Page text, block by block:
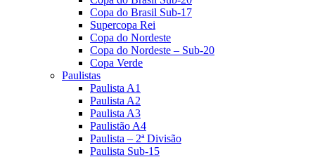
Copa do Brasil Sub-17
Supercopa Rei
Copa do Nordeste
Copa do Nordeste – Sub-20
Copa Verde
Paulistas
Paulista A1
Paulista A2
Paulista A3
Paulistão A4
Paulista – 2ª Divisão
Paulista Sub-15